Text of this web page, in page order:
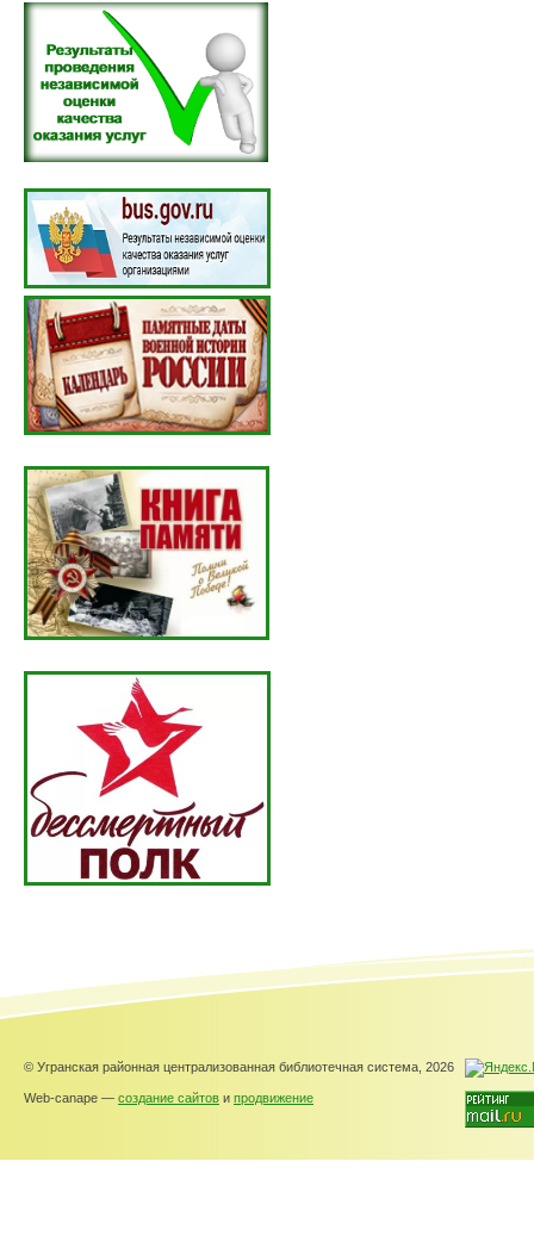
© Угранская районная централизованная библиотечная система, 2026
Web-canape — создание сайтов и продвижение